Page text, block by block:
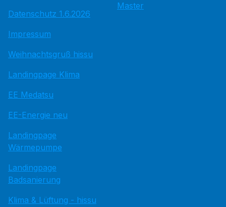
Datenschutz 1.6.2026
Impressum
Weihnachtsgruß hissu
Landingpage Klima
EE Medatsu
EE-Energie neu
Landingpage
Wärmepumpe
Landingpage
Badsanierung
Klima & Lüftung - hissu
Master